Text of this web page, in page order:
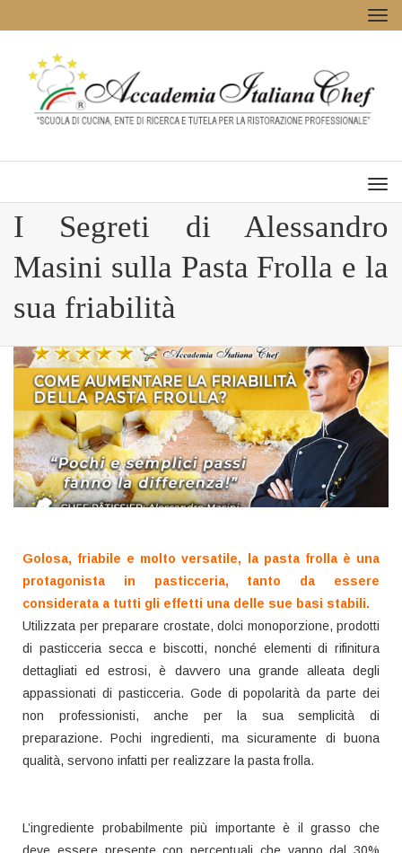
I Segreti di Alessandro
Masini sulla Pasta Frolla e la
sua friabilità
Golosa, friabile e molto versatile, la pasta frolla è una
protagonista in pasticceria, tanto da essere
considerata a tutti gli effetti una delle sue basi stabili.
Utilizzata per preparare crostate, dolci monoporzione, prodotti
di pasticceria secca e biscotti, nonché elementi di rifinitura
dettagliati ed estrosi, è davvero una grande alleata degli
appassionati di pasticceria. Gode di popolarità da parte dei
non professionisti, anche per la sua semplicità di
preparazione. Pochi ingredienti, ma sicuramente di buona
qualità, servono infatti per realizzare la pasta frolla.
L’ingrediente probabilmente più importante è il grasso che
deve essere presente con percentuali che vanno dal 30%